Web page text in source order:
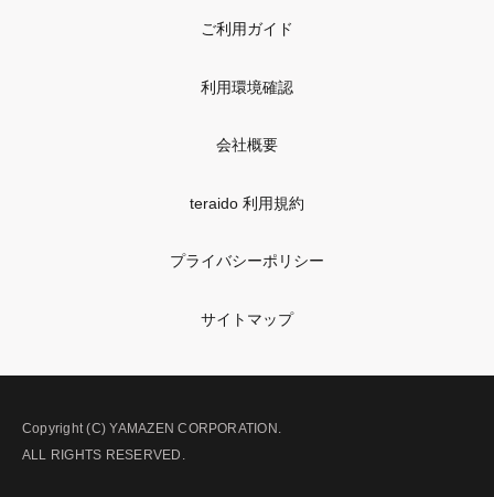
ご利用ガイド
利用環境確認
会社概要
teraido 利用規約
プライバシーポリシー
サイトマップ
Copyright (C) YAMAZEN CORPORATION.
ALL RIGHTS RESERVED.